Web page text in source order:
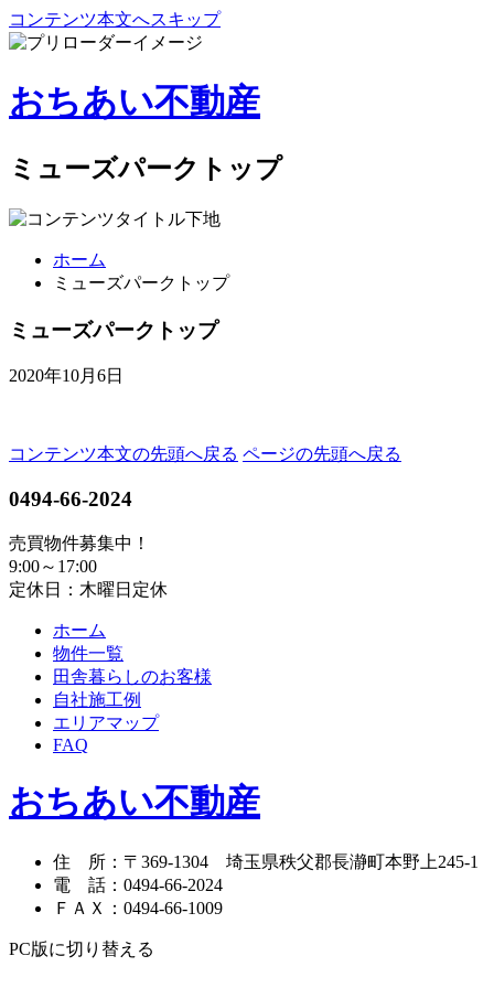
コンテンツ本文へスキップ
おちあい不動産
ミューズパークトップ
ホーム
ミューズパークトップ
ミューズパークトップ
2020年10月6日
コンテンツ本文の先頭へ戻る ページの先頭へ戻る
0494-66-2024
売買物件募集中！
9:00～17:00
定休日：木曜日定休
ホーム
物件一覧
田舎暮らしのお客様
自社施工例
エリアマップ
FAQ
おちあい不動産
住 所 ： 〒369-1304 埼玉県秩父郡長瀞町本野上245-1
電 話 ： 0494-66-2024
ＦＡＸ
： 0494-66-1009
PC版に切り替える